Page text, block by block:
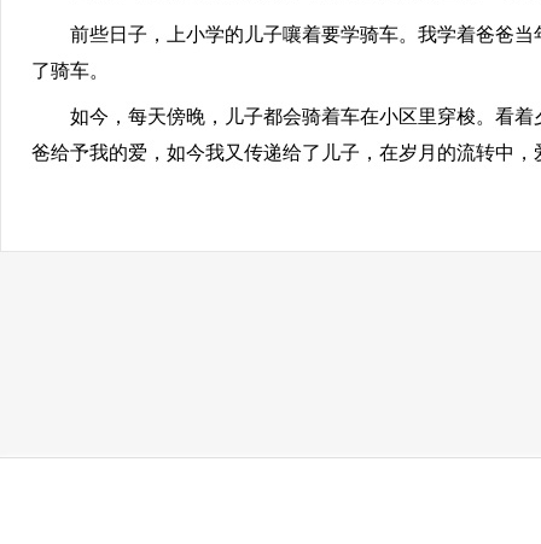
前些日子，上小学的儿子嚷着要学骑车。我学着爸爸当
了骑车。
如今，每天傍晚，儿子都会骑着车在小区里穿梭。看着
爸给予我的爱，如今我又传递给了儿子，在岁月的流转中